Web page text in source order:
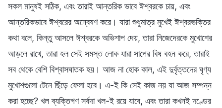
সকল মানুষই সঠিক, এবং তারাই আন্তরিক ভাবে ঈশ্বরকে চায়, এবং
আন্তরিকভাবে ঈশ্বরের অন্বেষণ করে। যারা শুধুমাত্র মুখেই ঈশ্বরভক্তির
কথা বলে, কিন্তু আসলে ঈশ্বরকে অভিশাপ দেয়, তারা নিজেদেরকে মুখোশের
আড়লে রাখে, তারা হল সেই সমস্ত লোক যারা সাপের বিষ বহন করে, তারাই
সব থেকে বেশি বিশ্বাসঘাতক হয়। আজ না হোক কাল, এই দুর্বৃত্তদের ঘৃণ্য
মুখোশগুলো টেনে ছিঁড়ে ফেলা হবে। এ-ই কি সেই কাজ নয় যা আজ সম্পন্ন
করা হচ্ছে? খল ব্যক্তিগণ সর্বদা খল-ই রয়ে যাবে, এবং তারা কখনই দণ্ডের